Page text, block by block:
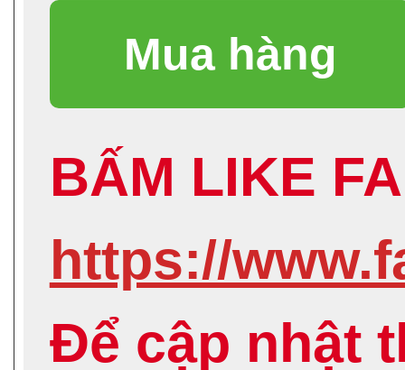
BẤM LIKE
https://
Để cập nhật